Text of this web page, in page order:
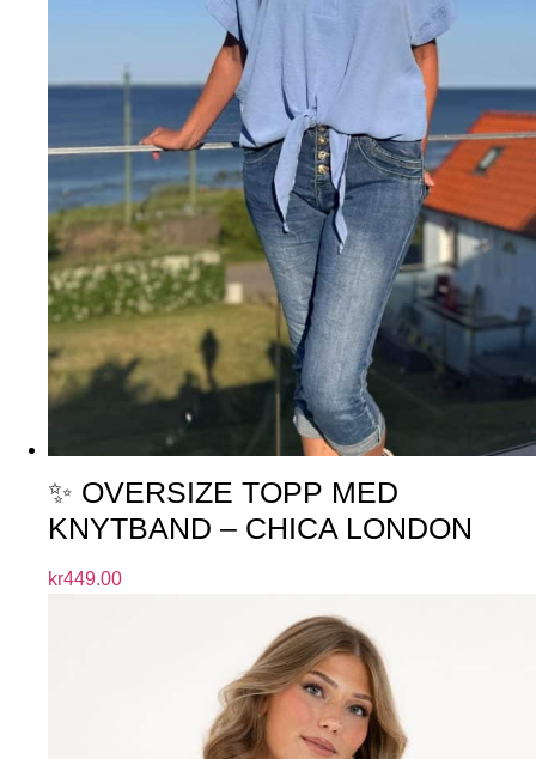
✨ OVERSIZE TOPP MED
KNYTBAND – CHICA LONDON
kr449.00